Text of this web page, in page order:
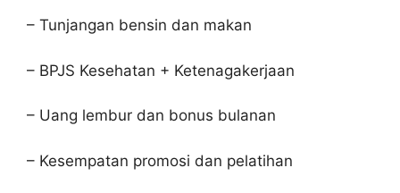
– Tunjangan bensin dan makan
– BPJS Kesehatan + Ketenagakerjaan
– Uang lembur dan bonus bulanan
– Kesempatan promosi dan pelatihan